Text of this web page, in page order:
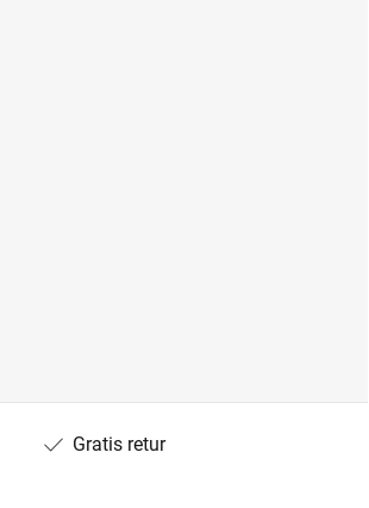
Gratis retur